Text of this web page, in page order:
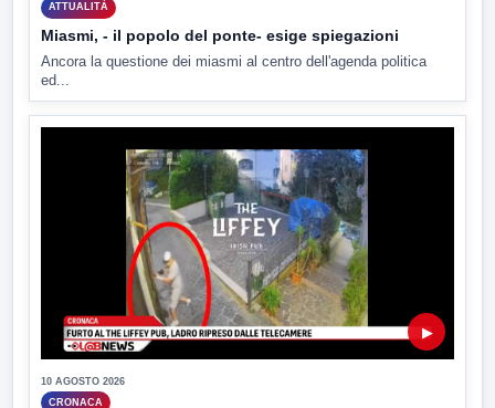
ATTUALITÀ
Miasmi, - il popolo del ponte- esige spiegazioni
Ancora la questione dei miasmi al centro dell'agenda politica
ed...
▶
10 AGOSTO 2026
CRONACA